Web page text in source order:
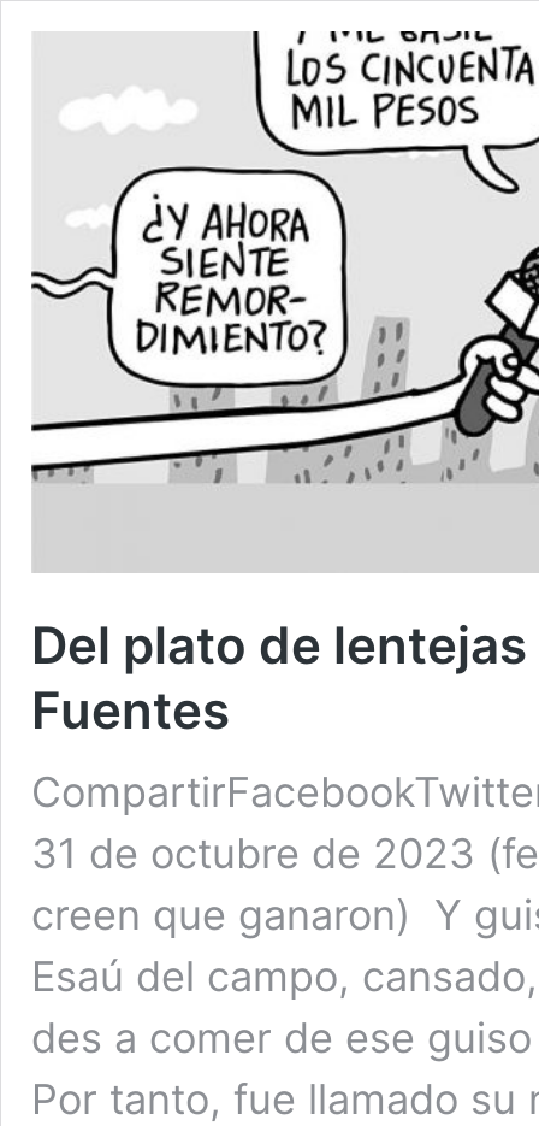
Del plato de
Fuentes
31 de octubre de 2023
creen que ganaron) Y
Esaú del campo,
des a comer de ese
Por tanto, fue llamado su